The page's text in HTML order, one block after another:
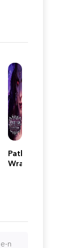
Pathfinder:
Wrath